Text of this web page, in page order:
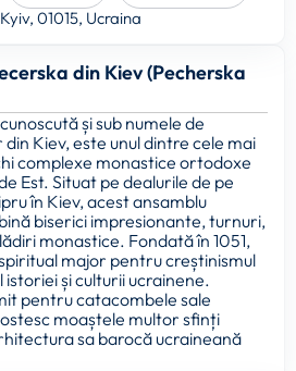
din Kiev (Pecherska
și sub numele de
Kiev, este unul dintre cele mai
complexe monastice ortodoxe
Est. Situat pe dealurile de pe
în Kiev, acest ansamblu
biserici impresionante, turnuri,
monastice. Fondată în 1051,
major pentru creștinismul
istoriei și culturii ucrainene.
pentru catacombele sale
moaștele multor sfinți
sa barocă ucraineană
01015, Ucraina